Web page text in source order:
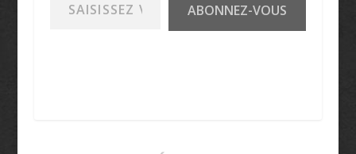
ABONNEZ-VOUS